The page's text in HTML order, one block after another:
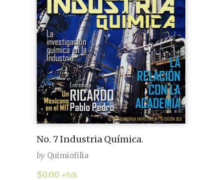
No. 7 Industria Química.
by Quimiofilia
$0.00 +IVA